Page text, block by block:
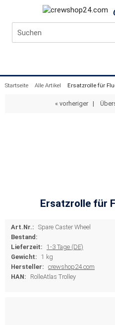
Startseite Alle Artikel Ersatzrolle für
« vorheriger |
Ersatzrolle für
Art.Nr.: Spare Caster Wheel
Bestand:
Lieferzeit: 1-3 Tage (DE)
Gewicht: 1 kg
Hersteller: crewshop24.com
HAN:
RolleAtlas Trolley